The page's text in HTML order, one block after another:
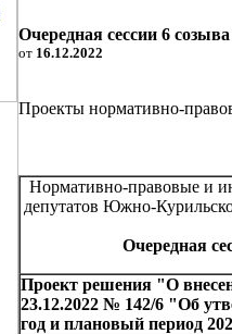
Очередная сессии 6
от 16.12.2022
Проекты нормативно-
Нормативно-правовые и
депутатов Южно-
Очередная
Проект решения "О
23.12.2022 № 142/6 "Об
год и плановый период